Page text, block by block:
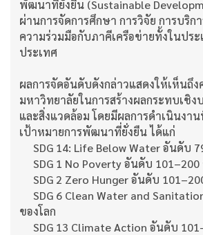
พัฒนาที่ยั่งยืน (Sustainable
ผ่านการจัดการศึกษา การวิจัย การบริก
ความร่วมมือกับภาคีเครือข่ายทั้งในประ
ประเทศ
ผลการจัดอันดับดังกล่าวแสดงให้เห็นถึ
มหาวิทยาลัยในการสร้างผลกระทบเชิ
และสิ่งแวดล้อม โดยมีผลการดำเนินงา
เป้าหมายการพัฒนาที่ยั่งยืน ได้แก่
SDG 14: Life Below Water อันดับ
SDG 1 No Poverty อันดับ 101–200
SDG 2 Zero Hunger อันดับ
SDG 6 Clean Water and
ของโลก
SDG 13 Climate Action อันดับ